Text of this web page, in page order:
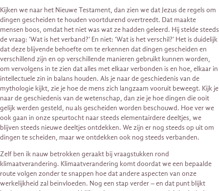
Kijken we naar het Nieuwe Testament, dan zien we dat Jezus de regels om
dingen gescheiden te houden voortdurend overtreedt. Dat maakte
mensen boos, omdat het niet was wat ze hadden geleerd. Hij stelde steeds
de vraag: ‘Wat is het verband?’ En niet: ‘Wat is het verschil?’ Het is duidelijk
dat deze blijvende behoefte om te erkennen dat dingen gescheiden en
verschillend zijn en op verschillende manieren gebruikt kunnen worden,
om vervolgens in te zien dat alles met elkaar verbonden is en hoe, elkaar in
intellectuele zin in balans houden. Als je naar de geschiedenis van de
mythologie kijkt, zie je hoe de mens zich langzaam vooruit beweegt. Kijk je
naar de geschiedenis van de wetenschap, dan zie je hoe dingen die ooit
gelijk werden gesteld, nu als gescheiden worden beschouwd. Hoe ver we
ook gaan in onze speurtocht naar steeds elementairdere deeltjes, we
blijven steeds nieuwe deeltjes ontdekken. We zijn er nog steeds op uit om
dingen te scheiden, maar we ontdekken ook nog steeds verbanden.
Zelf ben ik nauw betrokken geraakt bij vraagstukken rond
klimaatverandering. Klimaatverandering komt doordat we een bepaalde
route volgen zonder te snappen hoe dat andere aspecten van onze
werkelijkheid zal beïnvloeden. Nog een stap verder – en dat punt blijkt